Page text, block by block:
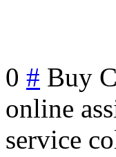
0 # Buy
online
service